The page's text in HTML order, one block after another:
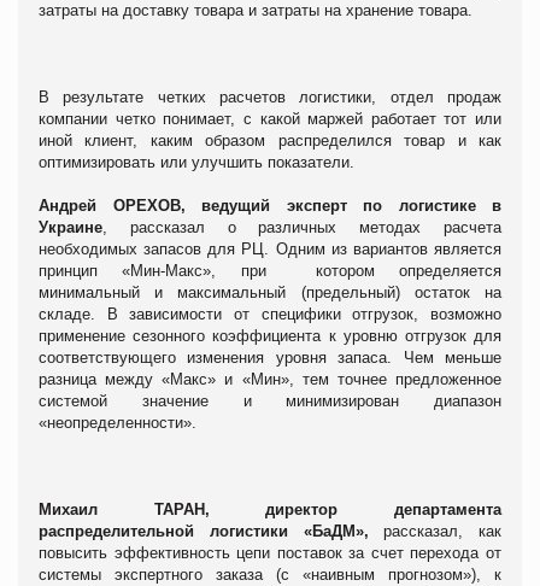
затраты на доставку товара и затраты на хранение товара.
В результате четких расчетов логистики, отдел продаж
компании четко понимает, с какой маржей работает тот или
иной клиент, каким образом распределился товар и как
оптимизировать или улучшить показатели.
Андрей ОРЕХОВ, ведущий эксперт по логистике в
Украине, рассказал о различных методах расчета
необходимых запасов для РЦ. Одним из вариантов является
принцип «Мин-Макс», при котором определяется
минимальный и максимальный (предельный) остаток на
складе. В зависимости от специфики отгрузок, возможно
применение сезонного коэффициента к уровню отгрузок для
соответствующего изменения уровня запаса. Чем меньше
разница между «Макс» и «Мин», тем точнее предложенное
системой значение и минимизирован диапазон
«неопределенности».
Михаил ТАРАН ,директор департамента
распределительной логистики «БаДМ»,рассказал, как
повысить эффективность цепи поставок за счет перехода от
системы экспертного заказа (с «наивным прогнозом»), к